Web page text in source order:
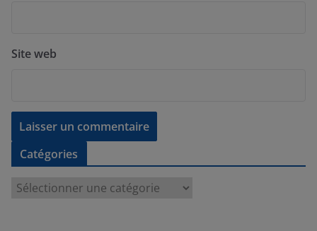
Site web
Catégories